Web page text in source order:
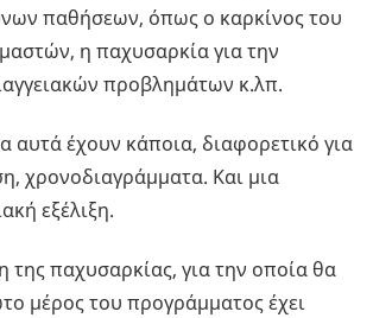
παθήσεων, όπως ο καρκίνος του
η παχυσαρκία για την
προβλημάτων κ.λπ.
αυτά έχουν κάποια, διαφορετικό για
χρονοδιαγράμματα. Και μια
εξέλιξη.
της παχυσαρκίας, για την οποία θα
μέρος του προγράμματος έχει